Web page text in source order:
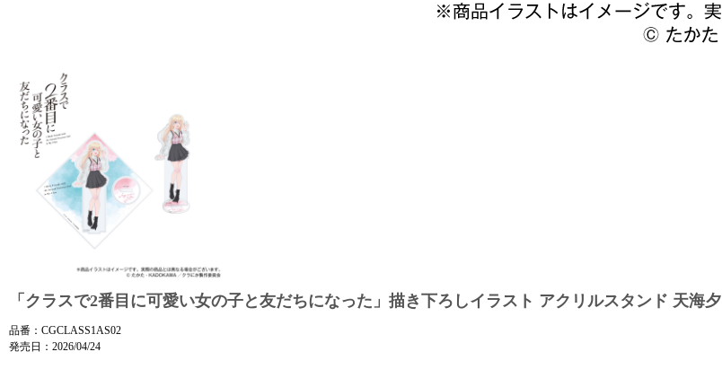
「クラスで2番目に可愛い女の子と友だちになった」描き下ろしイラスト アクリルスタンド 天海夕
品番：CGCLASS1AS02
発売日：2026/04/24